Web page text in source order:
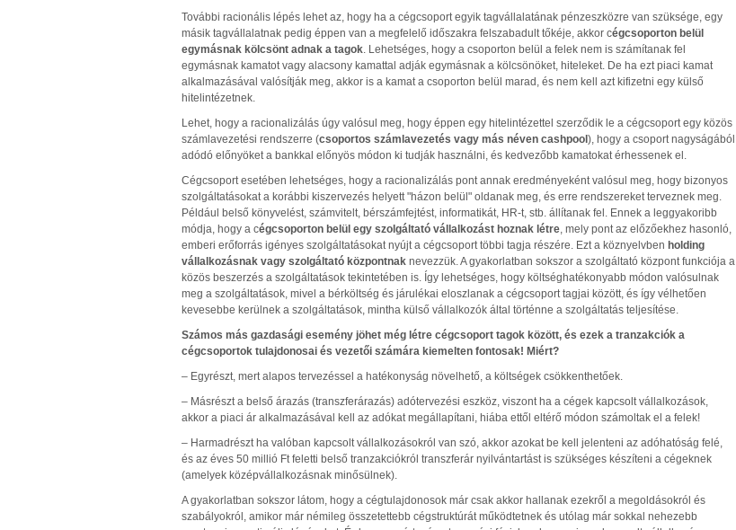
További racionális lépés lehet az, hogy ha a cégcsoport egyik tagvállalatának pénzeszközre van szüksége, egy
másik tagvállalatnak pedig éppen van a megfelelő időszakra felszabadult tőkéje, akkor cégcsoporton belül
egymásnak kölcsönt adnak a tagok. Lehetséges, hogy a csoporton belül a felek nem is számítanak fel
egymásnak kamatot vagy alacsony kamattal adják egymásnak a kölcsönöket, hiteleket. De ha ezt piaci kamat
alkalmazásával valósítják meg, akkor is a kamat a csoporton belül marad, és nem kell azt kifizetni egy külső
hitelintézetnek.
Lehet, hogy a racionalizálás úgy valósul meg, hogy éppen egy hitelintézettel szerződik le a cégcsoport egy közös
számlavezetési rendszerre (csoportos számlavezetés vagy más néven cashpool ), hogy a csoport nagyságából
adódó előnyöket a bankkal előnyös módon ki tudják használni, és kedvezőbb kamatokat érhessenek el.
Cégcsoport esetében lehetséges, hogy a racionalizálás pont annak eredményeként valósul meg, hogy bizonyos
szolgáltatásokat a korábbi kiszervezés helyett "házon belül" oldanak meg, és erre rendszereket terveznek meg.
Például belső könyvelést, számvitelt, bérszámfejtést, informatikát, HR-t, stb. állítanak fel. Ennek a leggyakoribb
módja, hogy a cégcsoporton belül egy szolgáltató vállalkozást hoznak létre, mely pont az előzőekhez hasonló,
emberi erőforrás igényes szolgáltatásokat nyújt a cégcsoport többi tagja részére. Ezt a köznyelvben holding
vállalkozásnak vagy szolgáltató központnak nevezzük. A gyakorlatban sokszor a szolgáltató központ funkciója a
közös beszerzés a szolgáltatások tekintetében is. Így lehetséges, hogy költséghatékonyabb módon valósulnak
meg a szolgáltatások, mivel a bérköltség és járulékai eloszlanak a cégcsoport tagjai között, és így vélhetően
kevesebbe kerülnek a szolgáltatások, mintha külső vállalkozók által történne a szolgáltatás teljesítése.
Számos más gazdasági esemény jöhet még létre cégcsoport tagok között, és ezek a tranzakciók a
cégcsoportok tulajdonosai és vezetői számára kiemelten fontosak! Miért?
– Egyrészt, mert alapos tervezéssel a hatékonyság növelhető, a költségek csökkenthetőek.
– Másrészt a belső árazás (transzferárazás) adótervezési eszköz, viszont ha a cégek kapcsolt vállalkozások,
akkor a piaci ár alkalmazásával kell az adókat megállapítani, hiába ettől eltérő módon számoltak el a felek!
– Harmadrészt ha valóban kapcsolt vállalkozásokról van szó, akkor azokat be kell jelenteni az adóhatóság felé,
és az éves 50 millió Ft feletti belső tranzakciókról transzferár nyilvántartást is szükséges készíteni a cégeknek
(amelyek középvállalkozásnak minősülnek).
A gyakorlatban sokszor látom, hogy a cégtulajdonosok már csak akkor hallanak ezekről a megoldásokról és
szabályokról, amikor már némileg összetettebb cégstruktúrát működtetnek és utólag már sokkal nehezebb